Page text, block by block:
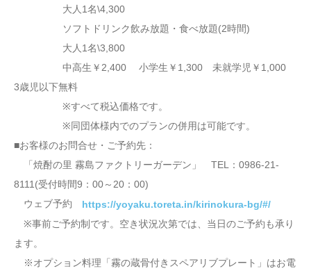
大人1名\4,300
ソフトドリンク飲み放題・食べ放題(2時間)
大人1名\3,800
中高生￥2,400 小学生￥1,300 未就学児￥1,000
3歳児以下無料
※すべて税込価格です。
※同団体様内でのプランの併用は可能です。
■お客様のお問合せ・ご予約先：
「焼酎の里 霧島ファクトリーガーデン」 TEL：0986-21-
8111(受付時間9：00～20：00)
ウェブ予約 https://yoyaku.toreta.in/kirinokura-bg/#/
※事前ご予約制です。空き状況次第では、当日のご予約も承り
ます。
※オプション料理「霧の蔵骨付きスペアリブプレート」はお電